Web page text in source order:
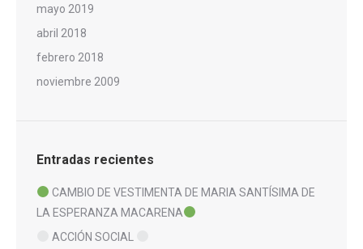
mayo 2019
abril 2018
febrero 2018
noviembre 2009
Entradas recientes
CAMBIO DE VESTIMENTA DE MARIA SANTÍSIMA DE
LA ESPERANZA MACARENA
ACCIÓN SOCIAL